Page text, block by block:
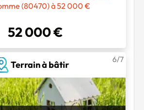
(80470) à 52 000 €
52 000 €
Terrain à bâtir
6/7